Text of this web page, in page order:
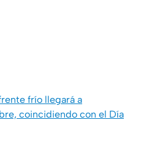
frío llegará a
coincidiendo con el Día